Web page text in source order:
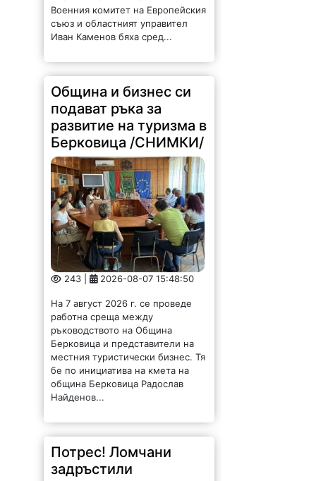
Община и бизнес си
подават ръка за
развитие на туризма в
Берковица /СНИМКИ/
243 | 2026-08-07 15:48:50
На 7 август 2026 г. се проведе
работна среща между
ръководството на Община
Берковица и представители на
местния туристически бизнес. Тя
бе по инициатива на кмета на
община Берковица Радослав
Найденов...
Потрес! Ломчани
задръстили
канализация с
парцали и завивки /
СНИМКИ/